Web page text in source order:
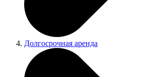
Долгосрочная аренда